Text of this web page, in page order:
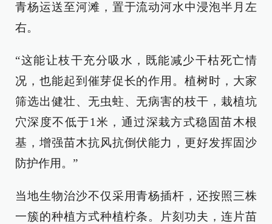
青杨运送至河滩，置于流动河水中浸泡半月左
右。
“这能让枝干充分吸水，既能减少干枯死亡情
况，也能起到催芽促长的作用。植树时，大家
筛选出健壮、无虫蛀、无病害的枝干，栽植坑
穴深度不低于1米，通过深栽方式稳固苗木根
基，增强苗木抗风抗倒伏能力，更好发挥固沙
防护作用。”
当地生物治沙不仅采用青杨插杆，还按照三株
一簇的种植方式种植柠条。片刻功夫，连片苗